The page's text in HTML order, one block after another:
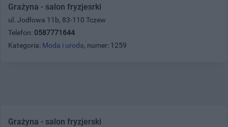
Grażyna - salon fryzjesrki
ul. Jodłowa 11b, 83-110 Tczew
Telefon: 0587771644
Kategoria: Moda i uroda, numer: 1259
Grażyna - salon fryzjerski